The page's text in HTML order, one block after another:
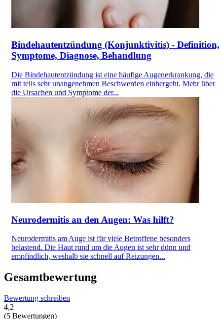
Bindehautentzündung (Konjunktivitis) - Definition,
Symptome, Diagnose, Behandlung
Die Bindehautentzündung ist eine häufige Augenerkrankung, die
mit teils sehr unangenehmen Beschwerden einhergeht. Mehr über
die Ursachen und Symptome der...
Neurodermitis an den Augen: Was hilft?
Neurodermitis am Auge ist für viele Betroffene besonders
belastend. Die Haut rund um die Augen ist sehr dünn und
empfindlich, weshalb sie schnell auf Reizungen...
Gesamtbewertung
Bewertung schreiben
4,2
(5 Bewertungen)